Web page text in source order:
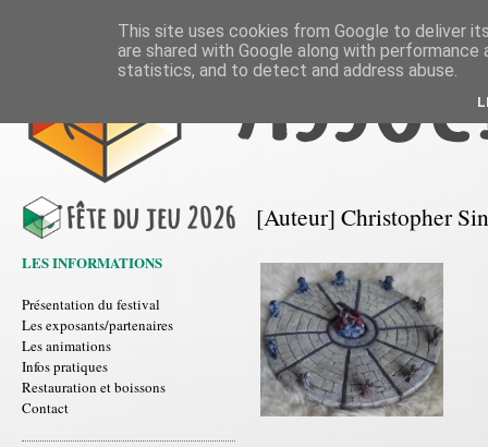
LES INFORMATIONS
Présentation du festival
Les exposants/partenaires
Les animations
Infos pratiques
Restauration et boissons
Contact
[Auteur] Christopher
This site uses cookies from Google to deliver
are shared with Google along with
statistics, and to detect and address abuse.